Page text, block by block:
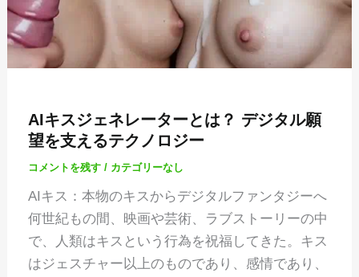
AIキスジェネレーターとは？ デジタル願
望を支えるテクノロジー
コメントを残す / カテゴリーなし
AIキス：本物のキスからデジタルファンタジーへ
何世紀もの間、映画や芸術、ラブストーリーの中
で、人類はキスという行為を祝福してきた。キス
はジェスチャー以上のものであり、感情であり、